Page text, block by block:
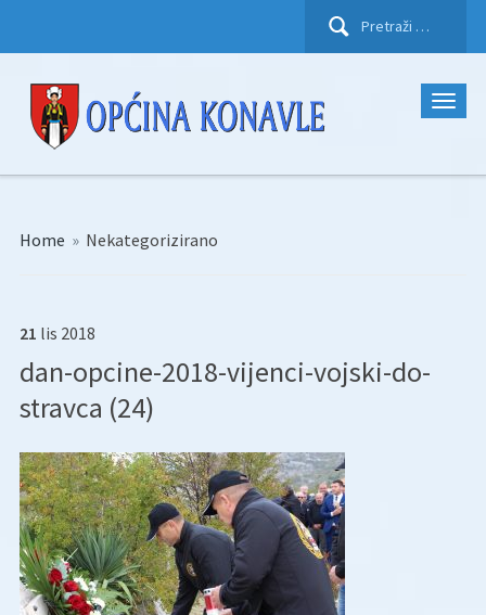
Pretraži:
Home » Nekategorizirano
21 lis 2018
dan-opcine-2018-vijenci-vojski-do-
stravca (24)